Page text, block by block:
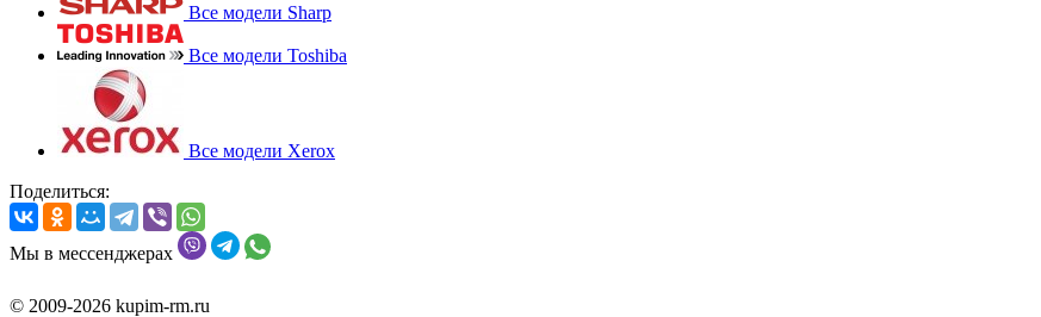
Все модели Sharp
Все модели Toshiba
Все модели Xerox
Поделиться:
Мы в мессенджерах
© 2009-2026 kupim-rm.ru